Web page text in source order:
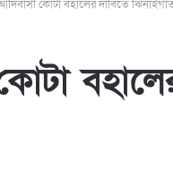
কোটা বহালের দাবিতে